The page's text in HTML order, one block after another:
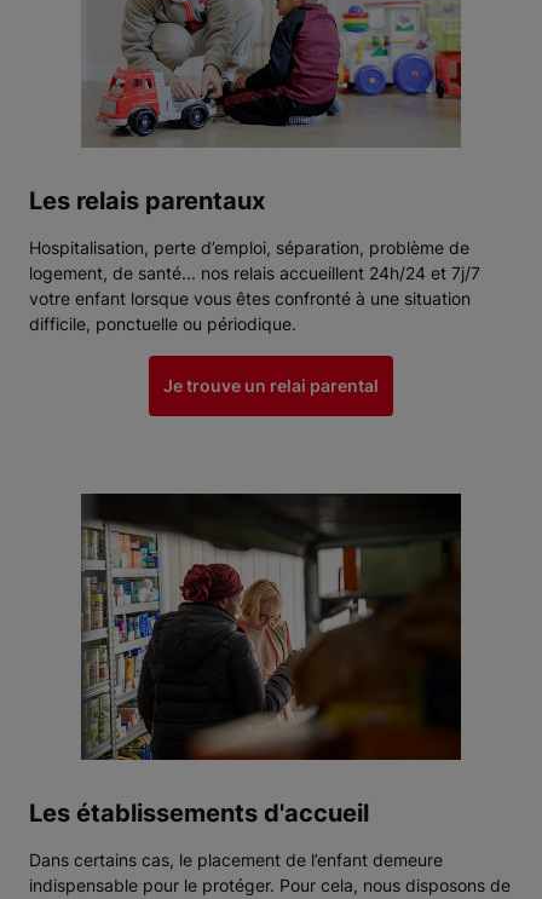
Les relais parentaux
Hospitalisation, perte d’emploi, séparation, problème de
logement, de santé... nos relais accueillent 24h/24 et 7j/7
votre enfant lorsque vous êtes confronté à une situation
difficile, ponctuelle ou périodique.
Je trouve un relai parental
Les établissements d'accueil
Dans certains cas, le placement de l’enfant demeure
indispensable pour le protéger. Pour cela, nous disposons de